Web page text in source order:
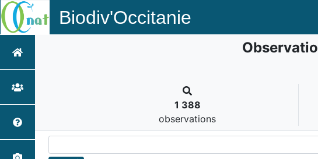
Biodiv'Occitanie
1 388
observations